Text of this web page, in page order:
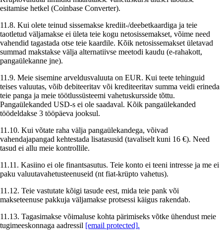
esitamise hetkel (Coinbase Converter).
11.8. Kui olete teinud sissemakse krediit-/deebetkaardiga ja teie
taotletud väljamakse ei ületa teie kogu netosissemakset, võime need
vahendid tagastada otse teie kaardile. Kõik netosissemakset ületavad
summad makstakse välja alternatiivse meetodi kaudu (e-rahakott,
pangaülekanne jne).
11.9. Meie sisemine arveldusvaluuta on EUR. Kui teete tehinguid
teises valuutas, võib debiteeritav või krediteeritav summa veidi erineda
teie panga ja meie töötlussüsteemi vahetuskursside tõttu.
Pangaülekanded USD-s ei ole saadaval. Kõik pangaülekanded
töödeldakse 3 tööpäeva jooksul.
11.10. Kui võtate raha välja pangaülekandega, võivad
vahendajapangad kehtestada lisatasusid (tavaliselt kuni 16 €). Need
tasud ei allu meie kontrollile.
11.11. Kasiino ei ole finantsasutus. Teie konto ei teeni intresse ja me ei
paku valuutavahetusteenuseid (nt fiat-krüpto vahetus).
11.12. Teie vastutate kõigi tasude eest, mida teie pank või
makseteenuse pakkuja väljamakse protsessi käigus rakendab.
11.13. Tagasimakse võimaluse kohta pärimiseks võtke ühendust meie
tugimeeskonnaga aadressil [email protected].